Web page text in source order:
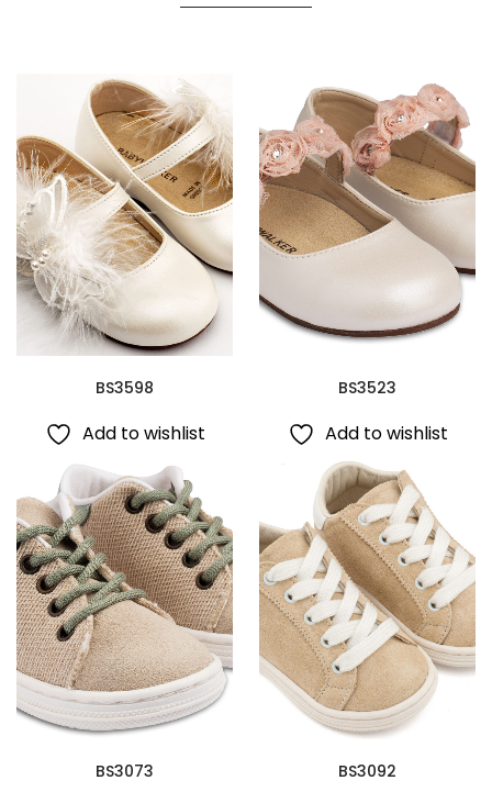
BS3598
Add to wishlist
BS3523
Add to wishlist
BS3073 BS3092